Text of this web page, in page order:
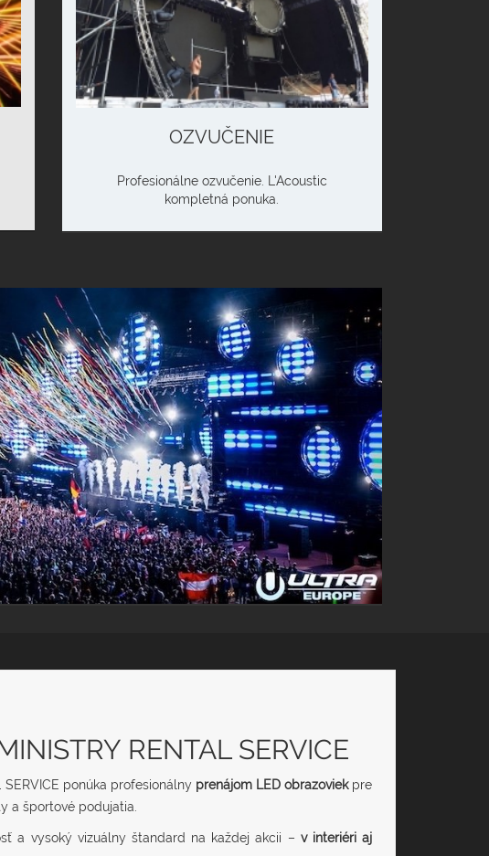
OZVUČENIE
Profesionálne ozvučenie. L'Acoustic
kompletná ponuka.
RENTAL SERVICE
SERVICE ponúka profesionálny prenájom LED obrazoviekpre
a športové podujatia.
a vysoký vizuálny štandard na každej akcii – v interiéri aj